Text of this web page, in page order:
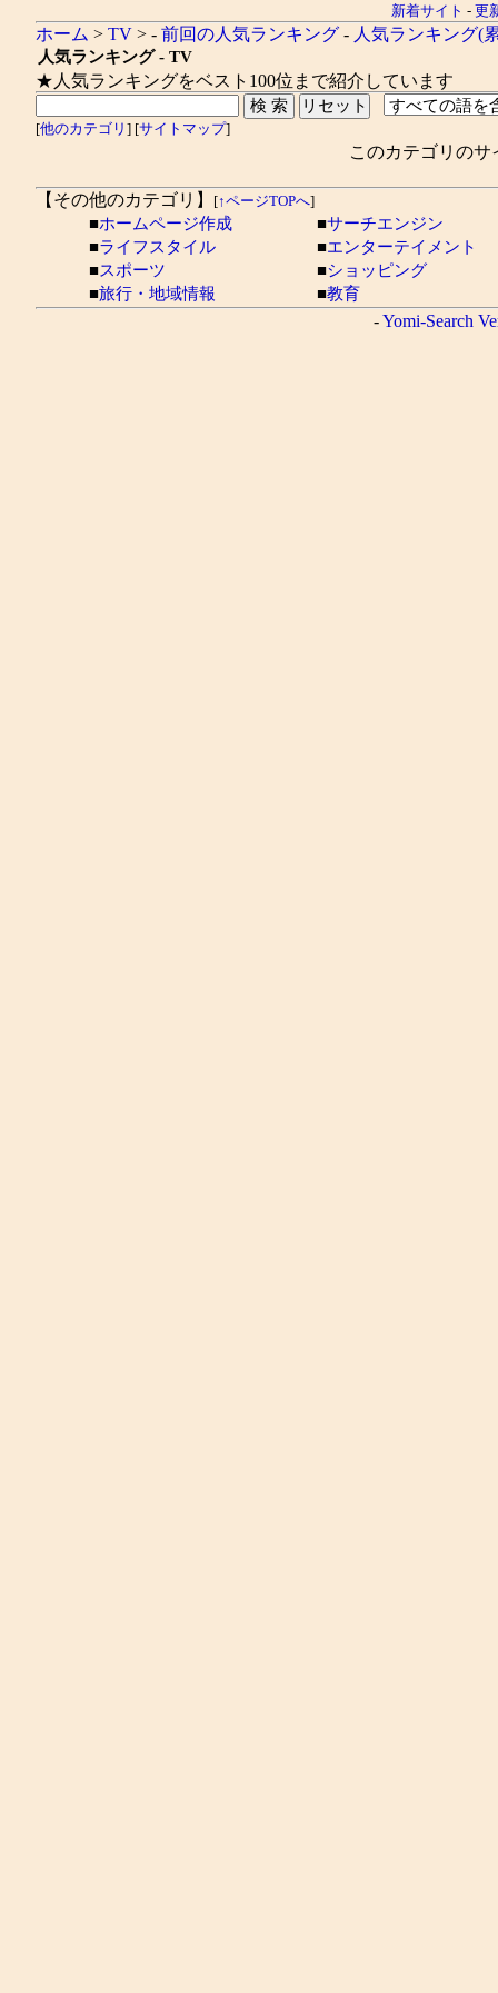
新着サイト - 更
ホーム > TV > - 前回の人気ランキング - 人気ランキング(
人気ランキング - TV
★人気ランキングをベスト100位まで紹介しています
[他のカテゴリ ] [サイトマップ]
このカテゴリの
【その他のカテゴリ】 [↑ページTOPへ]
■ホームページ作成 ■サーチエンジン
■ライフスタイル ■エンターテイメント
■スポーツ ■ショッピング
■旅行・地域情報 ■教育
-Yomi-Search